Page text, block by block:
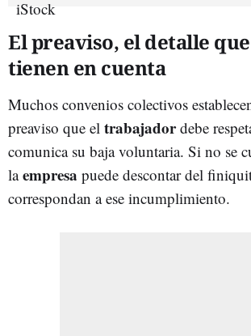
El preaviso, el detalle
tienen en cuenta
Muchos convenios colectivos
preaviso que el trabajadordebe
comunica su baja voluntaria. Si no se
laempresa puede descontar del
correspondan a ese incumplimiento.